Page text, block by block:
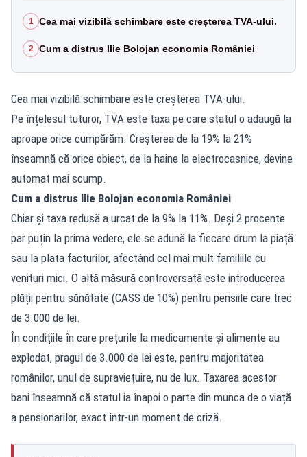
1 Cea mai vizibilă schimbare este creșterea TVA-ului.
2 Cum a distrus Ilie Bolojan economia României
Cea mai vizibilă schimbare este creșterea TVA-ului.
Pe înțelesul tuturor, TVA este taxa pe care statul o adaugă la
aproape orice cumpărăm. Creșterea de la 19% la 21%
înseamnă că orice obiect, de la haine la electrocasnice, devine
automat mai scump.
Cum a distrus Ilie Bolojan economia României
Chiar și taxa redusă a urcat de la 9% la 11%. Deși 2 procente
par puțin la prima vedere, ele se adună la fiecare drum la piață
sau la plata facturilor, afectând cel mai mult familiile cu
venituri mici. O altă măsură controversată este introducerea
plății pentru sănătate (CASS de 10%) pentru pensiile care trec
de 3.000 de lei.
În condițiile în care prețurile la medicamente și alimente au
explodat, pragul de 3.000 de lei este, pentru majoritatea
românilor, unul de supraviețuire, nu de lux. Taxarea acestor
bani înseamnă că statul ia înapoi o parte din munca de o viață
a pensionarilor, exact într-un moment de criză.